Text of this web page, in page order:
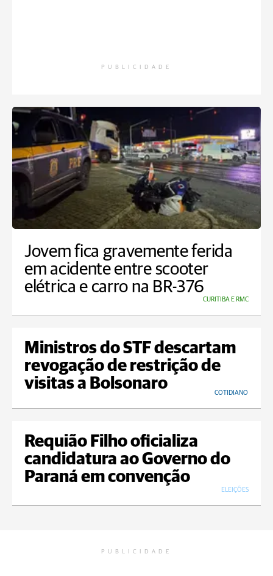
PUBLICIDADE
Jovem fica gravemente ferida
em acidente entre scooter
elétrica e carro na BR-376
CURITIBA E RMC
Ministros do STF descartam
revogação de restrição de
visitas a Bolsonaro
COTIDIANO
Requião Filho oficializa
candidatura ao Governo do
Paraná em convenção
ELEIÇÕES
PUBLICIDADE